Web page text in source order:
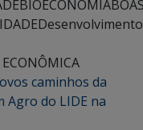
BIOECONOMIA
Desenvolvimento
ECONÔMICA
caminhos da
Agro do LIDE na